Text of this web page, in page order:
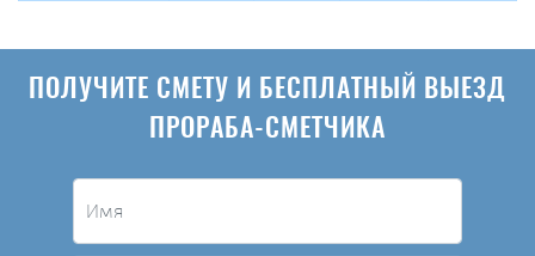
ПОЛУЧИТЕ СМЕТУ И БЕСПЛАТНЫЙ ВЫЕЗД
ПРОРАБА-СМЕТЧИКА